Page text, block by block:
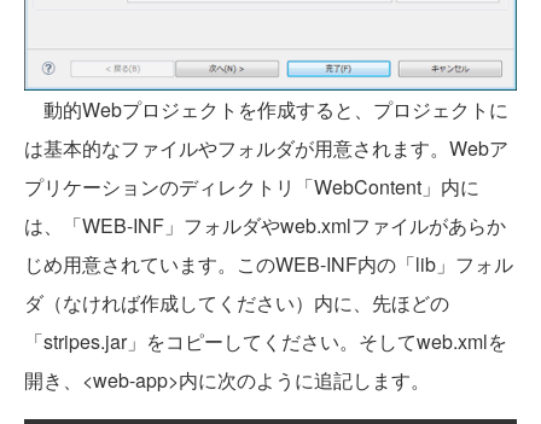
動的Webプロジェクトを作成すると、プロジェクトに
は基本的なファイルやフォルダが用意されます。Webア
プリケーションのディレクトリ「WebContent」内に
は、「WEB-INF」フォルダやweb.xmlファイルがあらか
じめ用意されています。このWEB-INF内の「lib」フォル
ダ（なければ作成してください）内に、先ほどの
「stripes.jar」をコピーしてください。そしてweb.xmlを
開き、<web-app>内に次のように追記します。